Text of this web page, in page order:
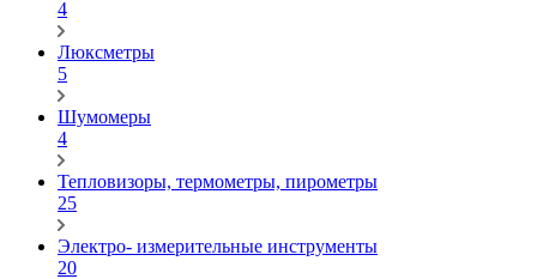
4
Люксметры
5
Шумомеры
4
Тепловизоры, термометры, пирометры
25
Электро- измерительные инструменты
20